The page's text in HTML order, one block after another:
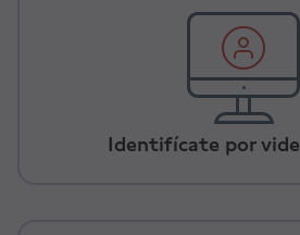
Identifícate por